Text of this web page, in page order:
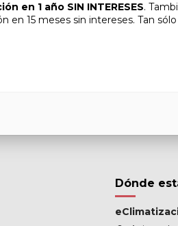
en 1 año SIN INTERESES.
en 15 meses sin intereses. Tan
Dónde